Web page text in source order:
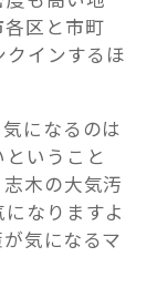
区と市町
インするほ
になるのは
いうこと
木の大気汚
なりますよ
気になるマ